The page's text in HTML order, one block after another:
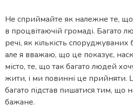
Не сприймайте як належне те,
в процвітаючій громаді. Багато
речі, як кількість споруджуваних
але я вважаю, що це показує,
місто, те, що так багато людей
жити, і ми повинні це прийняти.
багато підстав пишатися тим, що
бажане.